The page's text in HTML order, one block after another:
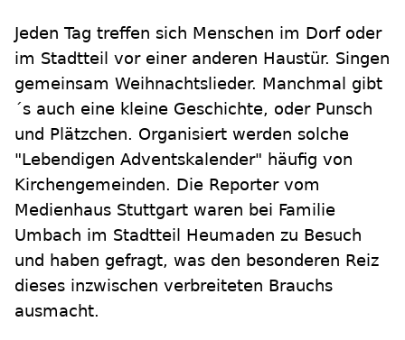
Jeden Tag treffen sich Menschen im Dorf oder
im Stadtteil vor einer anderen Haustür. Singen
gemeinsam Weihnachtslieder. Manchmal gibt
´s auch eine kleine Geschichte, oder Punsch
und Plätzchen. Organisiert werden solche
"Lebendigen Adventskalender" häufig von
Kirchengemeinden. Die Reporter vom
Medienhaus Stuttgart waren bei Familie
Umbach im Stadtteil Heumaden zu Besuch
und haben gefragt, was den besonderen Reiz
dieses inzwischen verbreiteten Brauchs
ausmacht.